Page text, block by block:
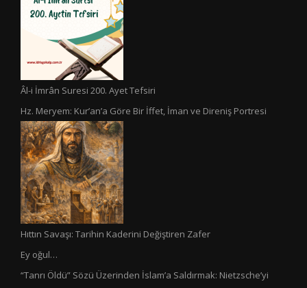
Âl-i İmrân Suresi 200. Ayet Tefsiri
Hz. Meryem: Kur’an’a Göre Bir İffet, İman ve Direniş Portresi
Hıttın Savaşı: Tarihin Kaderini Değiştiren Zafer
Ey oğul…
“Tanrı Öldü” Sözü Üzerinden İslam’a Saldırmak: Nietzsche’yi